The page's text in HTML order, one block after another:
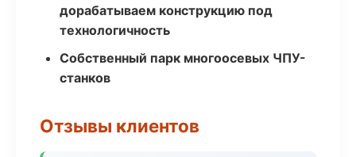
дорабатываем конструкцию под
технологичность
Собственный парк многоосевых ЧПУ-
станков
Отзывы клиентов